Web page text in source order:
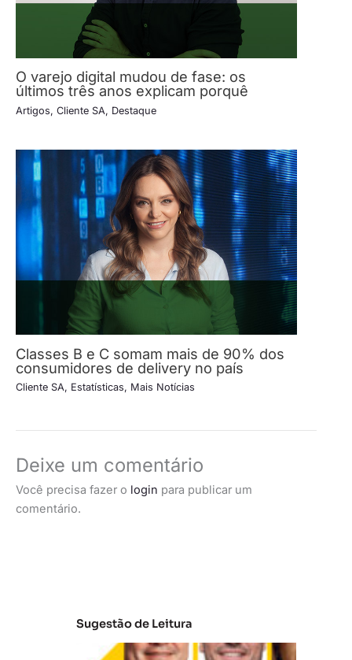
O varejo digital mudou de fase: os
últimos três anos explicam porquê
Artigos, Cliente SA, Destaque
Classes B e C somam mais de 90% dos
consumidores de delivery no país
Cliente SA, Estatísticas, Mais Notícias
Deixe um comentário
Você precisa fazer o login para publicar um
comentário.
Sugestão de Leitura